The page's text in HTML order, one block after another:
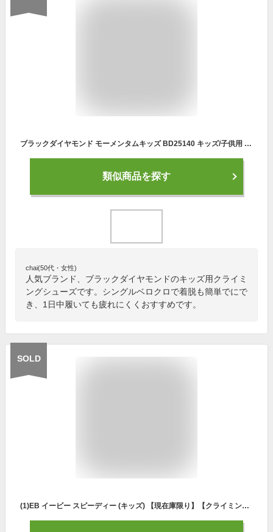
ブラックダイヤモンド モーメンタムキッズ BD25140 キッズ/子供用 クライミングシューズ MOMENTUM CLIMBING SHOES - KID'S カスピアン
類似商品を探す
chai(50代・女性)
人気ブランド、ブラックダイヤモンドのキッズ用クライミ
ングシューズです。シングルベロクロで着脱も簡単でにで
き、1日中履いても疲れにくくおすすめです。
SOLD
(1)EB イービー スピーディー (キッズ) 【現在庫限り】【クライミングシューズ・ボルダリングシューズ】【キッズクライミングシューズ】